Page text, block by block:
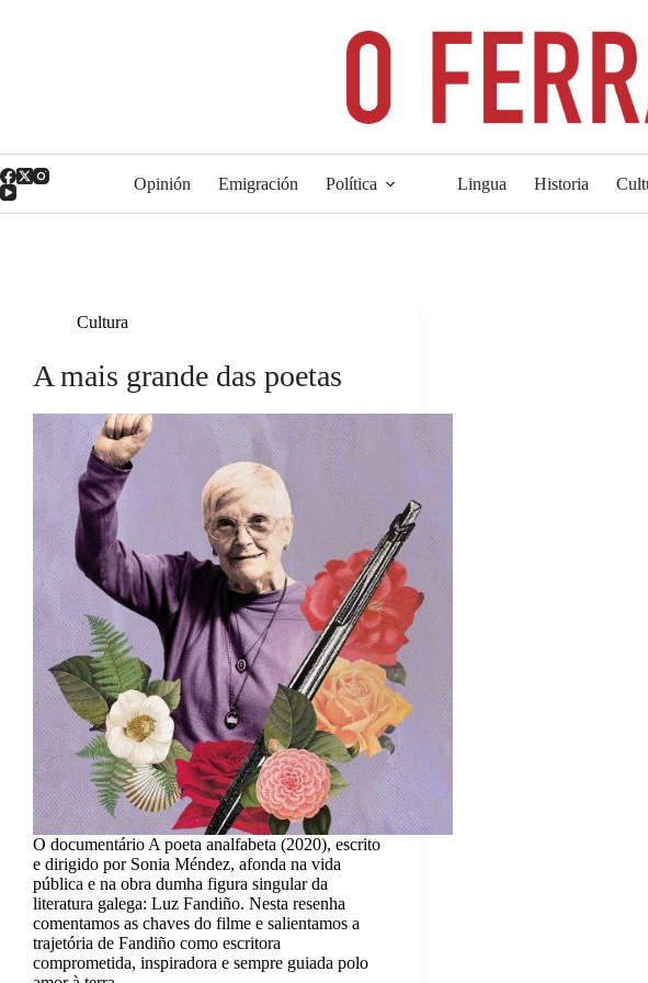
Opinión Emigración Política Lingua Historia
Cultura
A mais grande das poetas
O documentário A poeta analfabeta (2020), escrito
e dirigido por Sonia Méndez, afonda na vida
pública e na obra dumha figura singular da
literatura galega: Luz Fandiño. Nesta resenha
comentamos as chaves do filme e salientamos a
trajetória de Fandiño como escritora
comprometida, inspiradora e sempre guiada polo